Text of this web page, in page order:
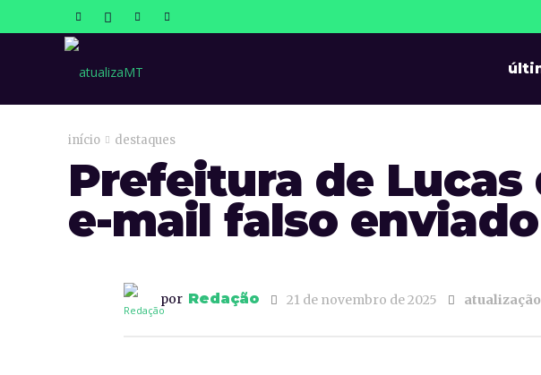
início destaques
Prefeitura de Lucas
e-mail falso
por Redação 21 de novembro de 2025